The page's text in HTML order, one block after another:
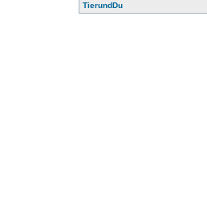
TierundDu